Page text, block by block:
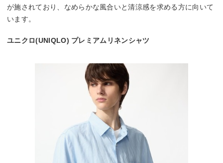
が施されており、なめらかな風合いと清涼感を求める方に向いて
います。
ユニクロ(UNIQLO) プレミアムリネンシャツ